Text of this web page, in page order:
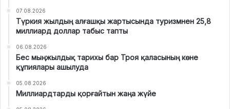
07.08.2026
Түркия жылдың алғашқы жартысында туризмнен 25,8
миллиард доллар табыс тапты
06.08.2026
Бес мыңжылдық тарихы бар Троя қаласының көне
құпиялары ашылуда
05.08.2026
Миллиардтарды қорғайтын жаңа жүйе